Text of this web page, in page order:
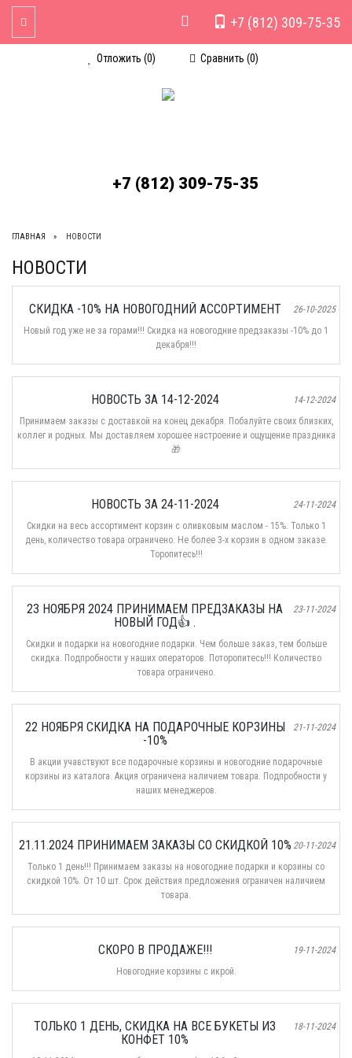
Отложить (0) Сравнить (0)
+7 (812) 309-75-35
+7 (812) 309-75-35
Toggle Navigation
ГЛАВНАЯ НОВОСТИ
НОВОСТИ
26-10-2025
СКИДКА -10% НА НОВОГОДНИЙ АССОРТИМЕНТ
Новый год уже не за горами!!! Скидка на новогодние предзаказы -10% до 1
декабря!!!
14-12-2024
НОВОСТЬ ЗА 14-12-2024
Принимаем заказы с доставкой на конец декабря. Побалуйте своих близких,
коллег и родных. Мы доставляем хорошее настроение и ощущение праздника
🎁
24-11-2024
НОВОСТЬ ЗА 24-11-2024
Скидки на весь ассортимент корзин с оливковым маслом - 15%. Только 1
день, количество товара ограничено. Не более 3-х корзин в одном заказе.
Торопитесь!!!
23-11-2024
23 НОЯБРЯ 2024 ПРИНИМАЕМ ПРЕДЗАКАЗЫ НА
НОВЫЙ ГОД👍 .
Скидки и подарки на новогодние подарки. Чем больше заказ, тем больше
скидка. Подпробности у наших операторов. Поторопитесь!!! Количество
товара ограничено.
21-11-2024
22 НОЯБРЯ СКИДКА НА ПОДАРОЧНЫЕ КОРЗИНЫ
-10%
В акции учавствуют все подарочные корзины и новогодние подарочные
корзины из каталога. Акция ограничена наличием товара. Подпробности у
наших менеджеров.
20-11-2024
21.11.2024 ПРИНИМАЕМ ЗАКАЗЫ СО СКИДКОЙ 10%
Только 1 день!!! Принимаем заказы на новогодние подарки и корзины со
скидкой 10%. От 10 шт. Срок действия предложения ограничен наличием
товара.
19-11-2024
СКОРО В ПРОДАЖЕ!!!
Новогодние корзины с икрой.
18-11-2024
ТОЛЬКО 1 ДЕНЬ, СКИДКА НА ВСЕ БУКЕТЫ ИЗ
КОНФЕТ 10%